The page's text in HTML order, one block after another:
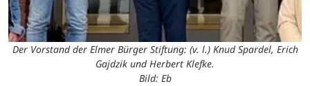
Der Vorstand der Elmer Bürger Stiftung: (v. l.) Knud Spardel, Erich
Gajdzik und Herbert Klefke.
Bild: Eb